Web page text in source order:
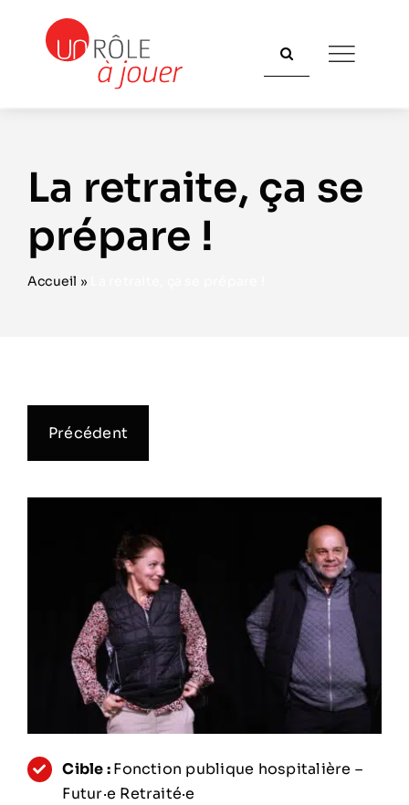
contenu
Rechercher:
La retraite, ça se
prépare !
Accueil »
Précédent
Cible :Fonction publique hospitalière –
Futur·e Retraité·e